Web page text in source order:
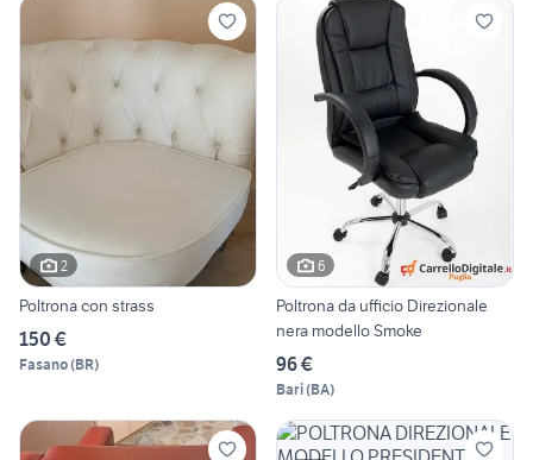
2
Poltrona con strass
150 €
Fasano(BR)
6
Poltrona da ufficio Direzionale
nera modello Smoke
96 €
Bari(BA)